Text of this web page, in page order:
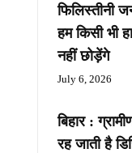
फिलिस्तीनी
हम किसी भी
नहीं छोड़ेंगे
July 6, 2026
बिहार :
रह जाती है